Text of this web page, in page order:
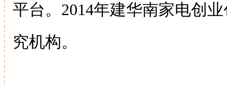
平台。2014年建华南家电创
究机构。